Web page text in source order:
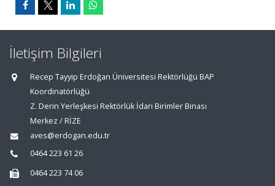
İletişim Bilgileri
Recep Tayyip Erdoğan Üniversitesi Rektörlüğü BAP
Koordinatörlüğü
Z. Derin Yerleşkesi Rektörlük İdari Birimler Binası
Merkez / RİZE
aves@erdogan.edu.tr
0464 223 61 26
0464 223 74 06